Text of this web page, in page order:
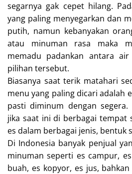
segarnya gak cepet hilang.
yang paling menyegarkan dan
putih, namun kebanyakan
atau minuman rasa maka
memadu padankan antara
pilihan tersebut.
Biasanya saat terik matahari
menu yang paling dicari adalah
pasti diminum dengan segera.
jika saat ini di berbagai tempat
es dalam berbagai jenis, bentuk
Di Indonesia banyak penjual
minuman seperti es campur,
buah, es kopyor, es jus,